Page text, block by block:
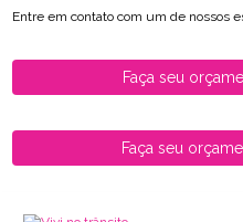
Entre em contato com um de nossos
Faça seu
Faça seu